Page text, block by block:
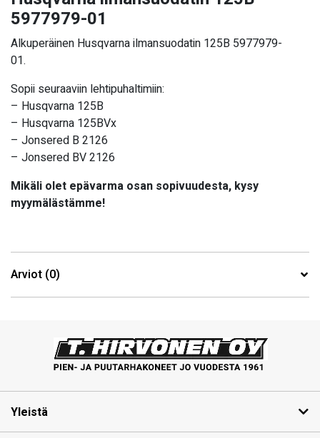
5977979-01
Alkuperäinen Husqvarna ilmansuodatin 125B 5977979-
01.
Sopii seuraaviin lehtipuhaltimiin:
– Husqvarna 125B
– Husqvarna 125BVx
– Jonsered B 2126
– Jonsered BV 2126
Mikäli olet epävarma osan sopivuudesta, kysy
myymälästämme!
Arviot (0)
Yleistä